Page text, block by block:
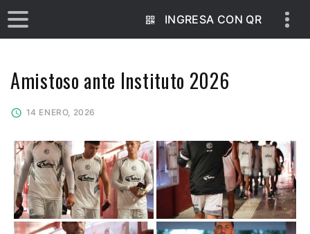
INGRESA CON QR
Amistoso ante Instituto 2026
14 ENERO, 2026